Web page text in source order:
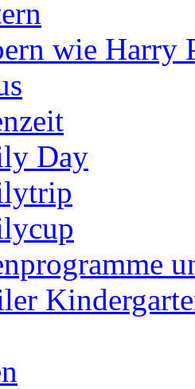
wie Harry
Day